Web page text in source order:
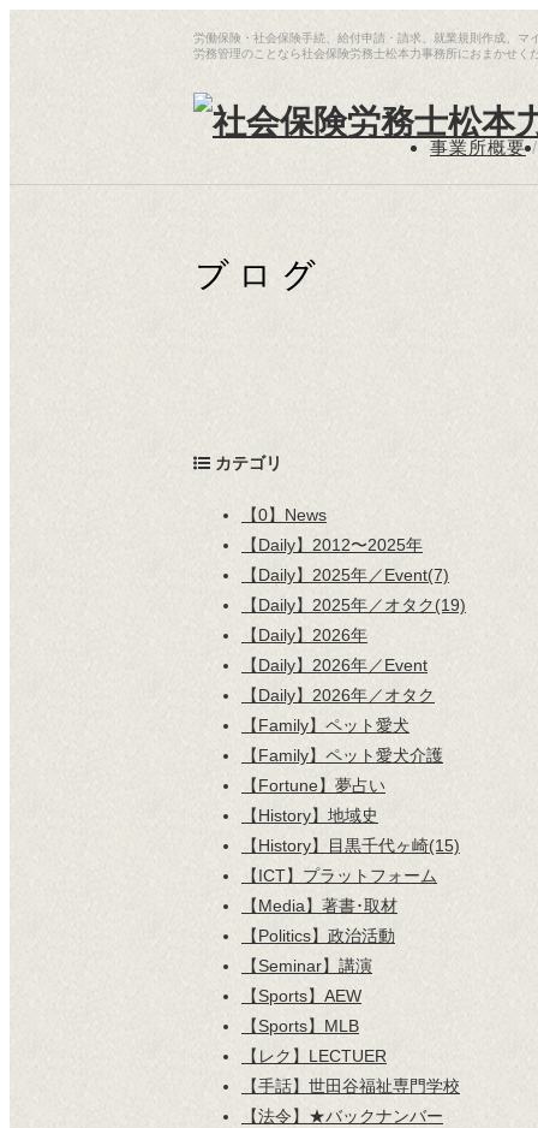
労働保険・社会保険手続、給付申請・請求、就業規則作成、マ
労務管理のことなら社会保険労務士松本力事務所におまかせく
事業所概要 /
カテゴリ
【0】News
【Daily】2012〜2025年
【Daily】2025年／Event(7)
【Daily】2025年／オタク(19)
【Daily】2026年
【Daily】2026年／Event
【Daily】2026年／オタク
【Family】ペット愛犬
【Family】ペット愛犬介護
【Fortune】夢占い
【History】地域史
【History】目黒千代ヶ崎(15)
【ICT】プラットフォーム
【Media】著書･取材
【Politics】政治活動
【Seminar】講演
【Sports】AEW
【Sports】MLB
【レク】LECTUER
【手話】世田谷福祉専門学校
【法令】★バックナンバー